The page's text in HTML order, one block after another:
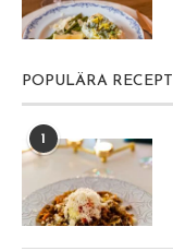
POPULÄRA RECEPT